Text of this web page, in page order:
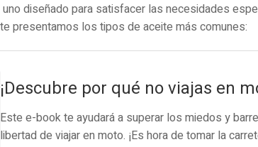
diseñado para satisfacer las necesidades
presentamos los tipos de aceite más comunes:
¡Descubre por qué no viajas en
Este e-book te ayudará a superar los miedos y
libertad de viajar en moto. ¡Es hora de tomar la